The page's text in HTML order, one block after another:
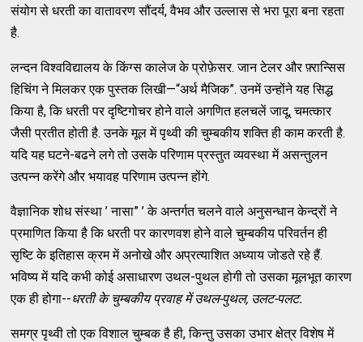
संयोग से धरती का वातावरण सौंदर्य, वैभव और उल्लास से भरा पूरा बना रहता
है.
लन्दन विश्वविद्यालय के किंग्स कालेज के प्रोफ़ेसर. जान टेलर और फ़्रान्सिस
हिचिंग ने मिलकर एक पुस्तक लिखी—“अर्थ मैजिक”. उनमें उन्होंने यह सिद्ध
किया है, कि धरती पर दृष्टिगोचर होने वाले अगणित हलचलें जादू, चमत्कार
जैसी प्रतीत होती है. उनके मूल में पृथ्वी की चुम्बकीय शक्ति ही काम करती है.
यदि यह घटने-बढने लगे तो उसके परिणाम प्रस्तुत व्यवस्था में असन्तुलन
उत्पन्न करेंगे और भयावह परिणाम उत्पन्न होंगे.
वैज्ञानिक शोध संस्था ’ नासा” ’ के अन्तर्गत चलने वाले अनुसन्धान केन्द्रों ने
प्रमाणित किया है कि धरती पर कारणवश होने वाले चुम्बकीय परिवर्तन ही
सृष्टि के इतिहास क्रम में अनोखे और अप्रत्याशित अध्याय जोडते रहे हैं.
भविष्य में यदि कभी कोई असाधारण उथल-पुथल होगी तो उसका मूलभूत कारण
एक ही होगा--धरती के चुम्बकीय प्रवाह में उथल-पुथल, उलट-पलट.
समग्र पृथ्वी तो एक विशाल चुम्बक है ही, किन्तु उसका उभार क्षेत्र विशेष में